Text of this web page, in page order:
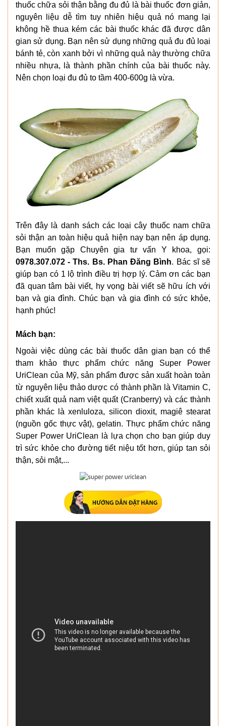
thuốc chữa sỏi thận bằng đu đủ là bài thuốc đơn giản,
nguyên liệu dễ tìm tuy nhiên hiệu quả nó mang lại
không hề thua kém các bài thuốc khác đã được dân
gian sử dụng. Bạn nên sử dụng những quả đu đủ loại
bánh tẻ, còn xanh bởi vì những quả này thường chữa
nhiều nhựa, là thành phần chính của bài thuốc này.
Nên chọn loại đu đủ to tầm 400-600g là vừa.
Trên đây là danh sách các loại cây thuốc nam chữa
sỏi thận an toàn hiệu quả hiện nay bạn nên áp dụng.
Bạn muốn gặp Chuyên gia tư vấn Y khoa, gọi:
0978.307.072 - Ths. Bs. Phan Đăng Bình. Bác sĩ sẽ
giúp bạn có 1 lộ trình điều trị hợp lý. Cảm ơn các bạn
đã quan tâm bài viết, hy vọng bài viết sẽ hữu ích với
bạn và gia đình. Chúc bạn và gia đình có sức khỏe,
hạnh phúc!
Mách bạn:
Ngoài việc dùng các bài thuốc dân gian bạn có thể
tham khảo thực phẩm chức năng Super Power
UriClean của Mỹ, sản phẩm được sản xuất hoàn toàn
từ nguyên liệu thảo dược có thành phần là Vitamin C,
chiết xuất quả nam việt quất (Cranberry) và các thành
phần khác là xenluloza, silicon dioxit, magiê stearat
(nguồn gốc thực vật), gelatin. Thực phẩm chức năng
Super Power UriClean là lựa chọn cho bạn giúp duy
trì sức khỏe cho đường tiết niệu tốt hơn, giúp tan sỏi
thận, sỏi mật,...